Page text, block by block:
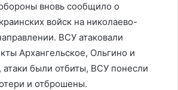
вновь сообщило о
войск на николаево-
ВСУ атаковали
Архангельское, Ольгино и
были отбиты, ВСУ понесли
и отброшены.